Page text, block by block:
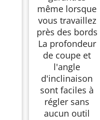
même lorsque
vous travaillez
près des bords
La profondeur
de coupe et
l'angle
d'inclinaison
sont faciles à
régler sans
aucun outil